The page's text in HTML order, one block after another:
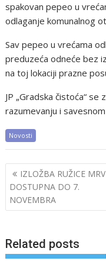
spakovan pepeo u
odlaganje komunalnog
Sav pepeo u vrećama
preduzeća odneće bez
na toj lokaciji prazne
JP „Gradska čistoća“ se
razumevanju i
Novosti
Post
navigation
IZLOŽBA RUŽICE
DOSTUPNA DO 7.
NOVEMBRA
Related posts